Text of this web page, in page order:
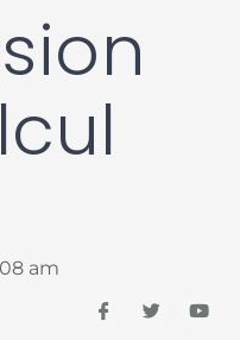
am
I
c
T
w
Y
o